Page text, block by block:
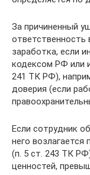
За причиненный
ответственность
заработка, если
кодексом РФ или
241 ТК РФ),
доверия (если
Если сотрудник
него возлагается
(п. 5 ст. 243 ТК
ценностей,